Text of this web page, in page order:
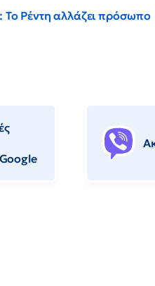
Το Ρέντη αλλάζει πρόσωπο